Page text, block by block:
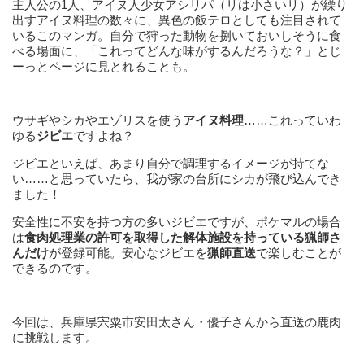
主人公の1人、アイヌ人少女アシリパ（リは小さいリ）が繰り
出すアイヌ料理の数々に、異色の飯テロとしても注目されて
いるこのマンガ。自分で狩った動物を捌いておいしそうに食
べる場面に、「これってどんな味がするんだろうな？」とじ
ーっとページに見とれることも。
ウサギやシカやエゾリスを使う アイヌ料理……これっていわ
ゆるジビエですよね？
ジビエといえば、あまり自分で調理するイメージが持てな
い……と思っていたら、我が家の台所にシカが飛び込んでき
ました！
安全性に不安を持つ方の多いジビエですが、ポケマルの場合
は食肉処理業の許可を取得した解体施設を持っている猟師さ
んだけが登録可能。安心なジビエを猟師直送で楽しむことが
できるのです。
今回は、兵庫県宍粟市安田太さん・優子さんから直送の鹿肉
に挑戦します。